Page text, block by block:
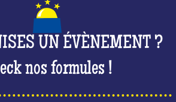
UN ÉVÈNEMENT ?
nos formules !